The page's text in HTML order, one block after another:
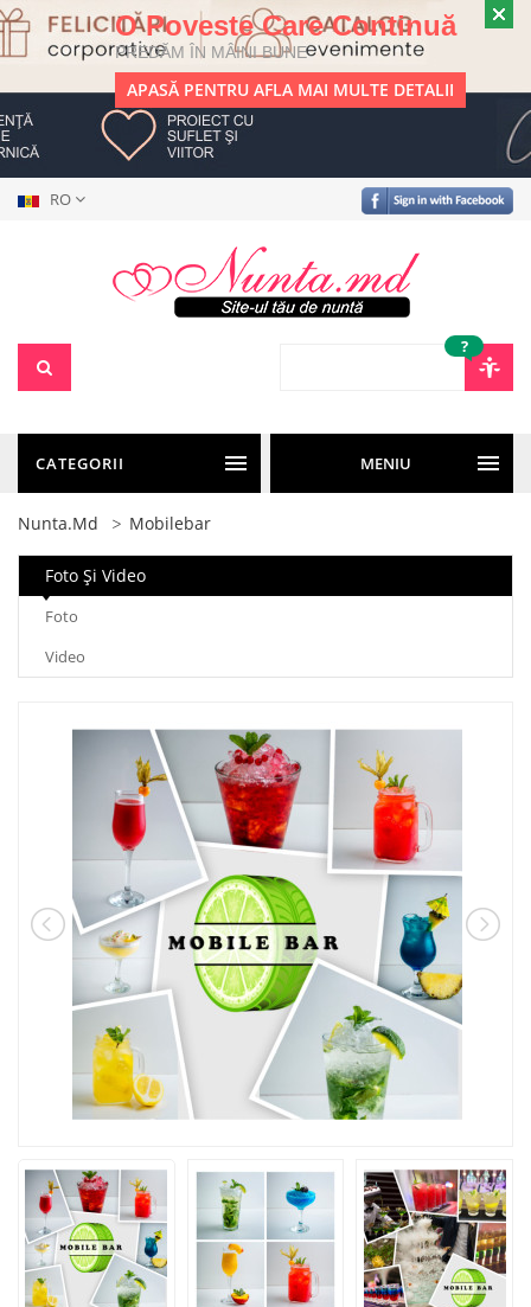
O Poveste Care Continuă
PREDĂM ÎN MÂINI BUNE
APASĂ PENTRU AFLA MAI MULTE DETALII
RO
?
CATEGORII MENIU
Nunta.md Mobilebar
Foto Şi Video
Foto
Video